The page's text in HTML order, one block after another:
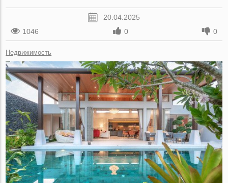
20.04.2025
1046
0 0
Недвижимость